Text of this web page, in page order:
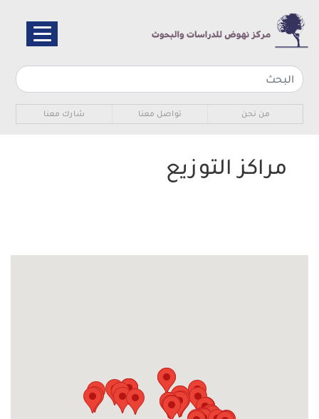
المحتوى
Sub navigation
من نحن تواصل معنا شارك معنا
مراكز التوزيع